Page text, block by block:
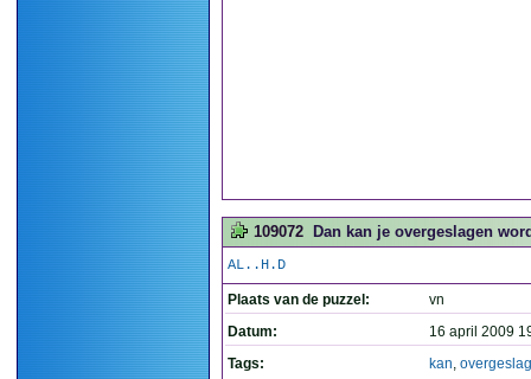
109072 Dan kan je overgeslagen
AL..H.D
Plaats van de puzzel:
vn
Datum:
16 april 2009
Tags:
kan,